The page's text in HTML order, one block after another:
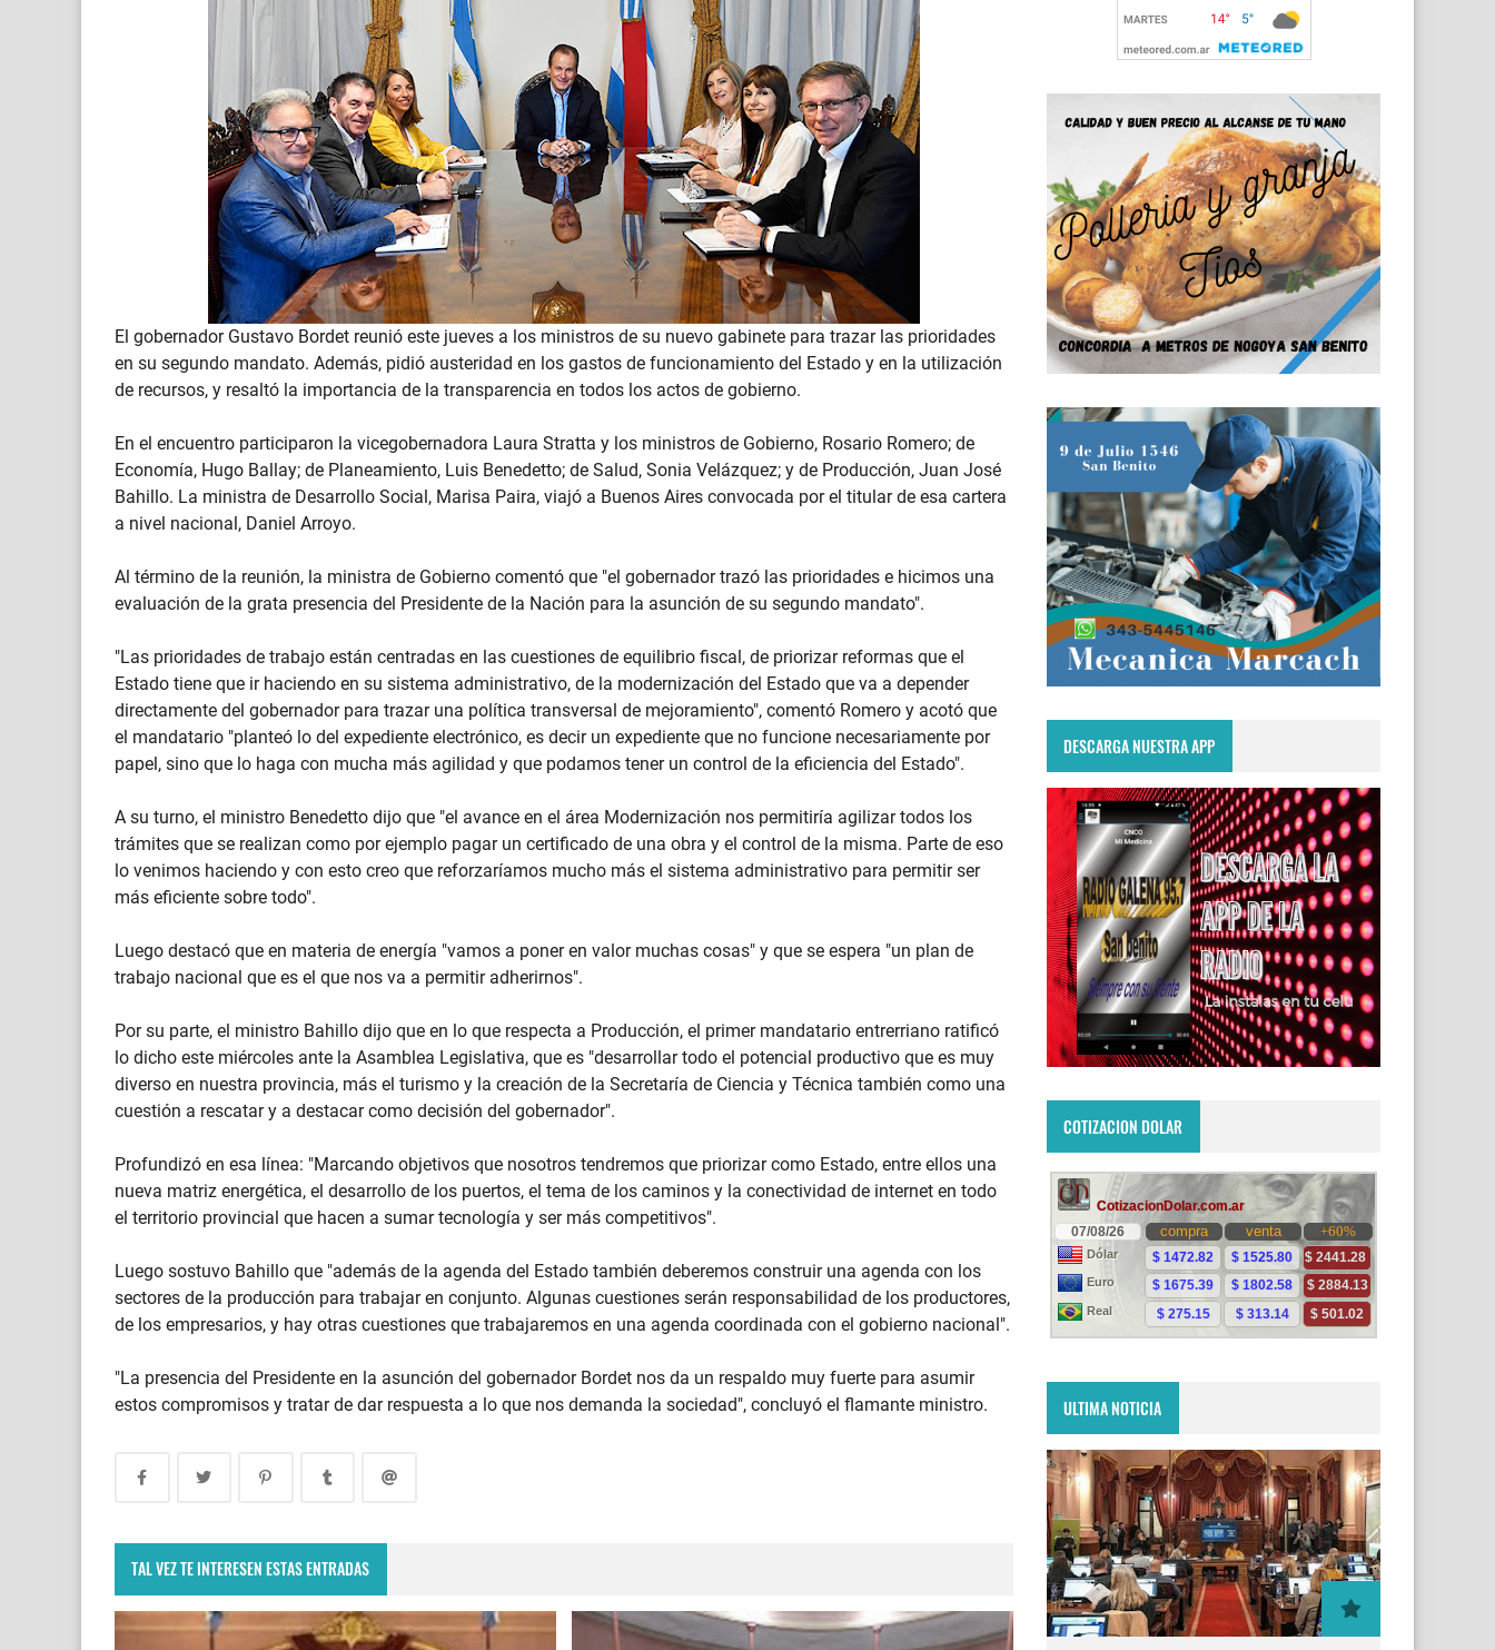
El gobernador Gustavo Bordet reunió este jueves a los ministros de su nuevo gabinete para trazar las prioridades
en su segundo mandato. Además, pidió austeridad en los gastos de funcionamiento del Estado y en la utilización
de recursos, y resaltó la importancia de la transparencia en todos los actos de gobierno.
En el encuentro participaron la vicegobernadora Laura Stratta y los ministros de Gobierno, Rosario Romero; de
Economía, Hugo Ballay; de Planeamiento, Luis Benedetto; de Salud, Sonia Velázquez; y de Producción, Juan José
Bahillo. La ministra de Desarrollo Social, Marisa Paira, viajó a Buenos Aires convocada por el titular de esa cartera
a nivel nacional, Daniel Arroyo.
Al término de la reunión, la ministra de Gobierno comentó que "el gobernador trazó las prioridades e hicimos una
evaluación de la grata presencia del Presidente de la Nación para la asunción de su segundo mandato".
"Las prioridades de trabajo están centradas en las cuestiones de equilibrio fiscal, de priorizar reformas que el
Estado tiene que ir haciendo en su sistema administrativo, de la modernización del Estado que va a depender
directamente del gobernador para trazar una política transversal de mejoramiento", comentó Romero y acotó que
el mandatario "planteó lo del expediente electrónico, es decir un expediente que no funcione necesariamente por
papel, sino que lo haga con mucha más agilidad y que podamos tener un control de la eficiencia del Estado".
A su turno, el ministro Benedetto dijo que "el avance en el área Modernización nos permitiría agilizar todos los
trámites que se realizan como por ejemplo pagar un certificado de una obra y el control de la misma. Parte de eso
lo venimos haciendo y con esto creo que reforzaríamos mucho más el sistema administrativo para permitir ser
más eficiente sobre todo".
Luego destacó que en materia de energía "vamos a poner en valor muchas cosas" y que se espera "un plan de
trabajo nacional que es el que nos va a permitir adherirnos".
Por su parte, el ministro Bahillo dijo que en lo que respecta a Producción, el primer mandatario entrerriano ratificó
lo dicho este miércoles ante la Asamblea Legislativa, que es "desarrollar todo el potencial productivo que es muy
diverso en nuestra provincia, más el turismo y la creación de la Secretaría de Ciencia y Técnica también como una
cuestión a rescatar y a destacar como decisión del gobernador".
Profundizó en esa línea: "Marcando objetivos que nosotros tendremos que priorizar como Estado, entre ellos una
nueva matriz energética, el desarrollo de los puertos, el tema de los caminos y la conectividad de internet en todo
el territorio provincial que hacen a sumar tecnología y ser más competitivos".
Luego sostuvo Bahillo que "además de la agenda del Estado también deberemos construir una agenda con los
sectores de la producción para trabajar en conjunto. Algunas cuestiones serán responsabilidad de los productores,
de los empresarios, y hay otras cuestiones que trabajaremos en una agenda coordinada con el gobierno nacional".
"La presencia del Presidente en la asunción del gobernador Bordet nos da un respaldo muy fuerte para asumir
estos compromisos y tratar de dar respuesta a lo que nos demanda la sociedad", concluyó el flamante ministro.
TAL VEZ TE INTERESEN ESTAS ENTRADAS
DESCARGA NUESTRA APP
COTIZACION DOLAR
ULTIMA NOTICIA